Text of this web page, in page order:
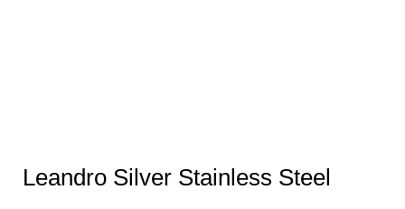
Leandro Silver Stainless Steel